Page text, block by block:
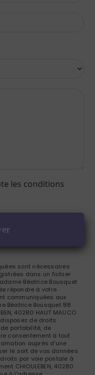
les conditions
sont nécessaires
dans un fichier
Béatrice Bousquet
répondre à votre
communiquées aux
Béatrice Bousquet 88
40280 HAUT MAUCO
de droits
portabilité, de
consentement à tout
auprès d’une
le sort de vos données
par voie postale à
CHIOULEBEN, 40280